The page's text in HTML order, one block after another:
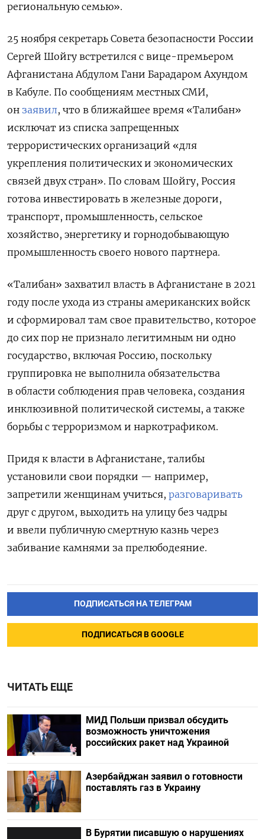
региональную семью».
25 ноября секретарь Совета безопасности России
Сергей Шойгу встретился с вице-премьером
Афганистана Абдулом Гани Барадаром Ахундом
в Кабуле. По сообщениям местных СМИ,
он заявил, что в ближайшее время «Талибан»
исключат из списка запрещенных
террористических организаций «для
укрепления политических и экономических
связей двух стран». По словам Шойгу, Россия
готова инвестировать в железные дороги,
транспорт, промышленность, сельское
хозяйство, энергетику и горнодобывающую
промышленность своего нового партнера.
«Талибан» захватил власть в Афганистане в 2021
году после ухода из страны американских войск
и сформировал там свое правительство, которое
до сих пор не признало легитимным ни одно
государство, включая Россию, поскольку
группировка не выполнила обязательства
в области соблюдения прав человека, создания
инклюзивной политической системы, а также
борьбы с терроризмом и наркотрафиком.
Придя к власти в Афганистане, талибы
установили свои порядки — например,
запретили женщинам учиться, разговаривать
друг с другом, выходить на улицу без чадры
и ввели публичную смертную казнь через
забивание камнями за прелюбодеяние.
ПОДПИСАТЬСЯ НА ТЕЛЕГРАМ
ПОДПИСАТЬСЯ В GOOGLE
ЧИТАТЬ ЕЩЕ
МИД Польши призвал обсудить
возможность уничтожения
российских ракет над Украиной
Азербайджан заявил о готовности
поставлять газ в Украину
В Бурятии писавшую о нарушениях